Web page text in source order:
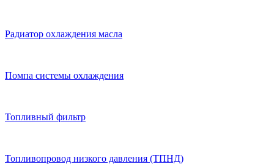
Радиатор охлаждения масла
Помпа системы охлаждения
Топливный фильтр
Топливопровод низкого давления (ТПНД)